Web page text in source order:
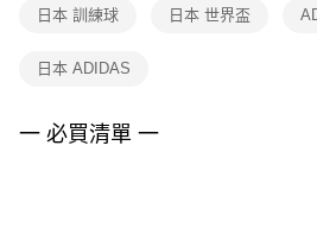
客戶支援中心」
https://
１．透過由恩沛科技股份有限公司提供之「
２．關於個人資料處理事宜，請瀏覽以下網址
日本 訓練球 日本 世界盃
日本 ADIDAS
一 必買清單 一